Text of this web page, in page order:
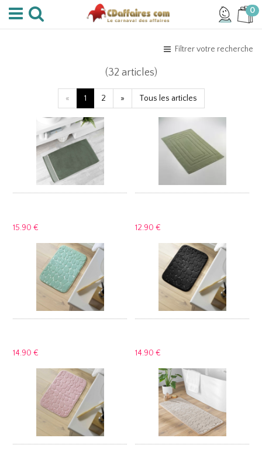
0
Filtrer votre recherche
(32 articles)
« 1 2 » Tous les articles
15.90 € 12.90 €
14.90 € 14.90 €